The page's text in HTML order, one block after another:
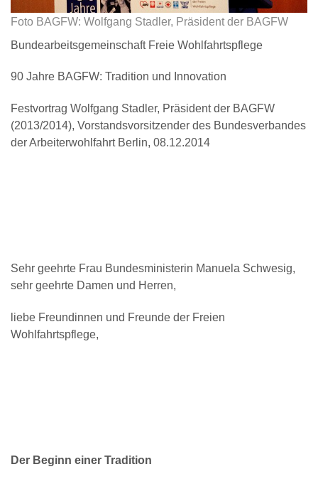
Foto BAGFW: Wolfgang Stadler, Präsident der BAGFW
Bundearbeitsgemeinschaft Freie Wohlfahrtspflege
90 Jahre BAGFW: Tradition und Innovation
Festvortrag Wolfgang Stadler, Präsident der BAGFW
(2013/2014), Vorstandsvorsitzender des Bundesverbandes
der Arbeiterwohlfahrt Berlin, 08.12.2014
Sehr geehrte Frau Bundesministerin Manuela Schwesig,
sehr geehrte Damen und Herren,
liebe Freundinnen und Freunde der Freien
Wohlfahrtspflege,
Der Beginn einer Tradition